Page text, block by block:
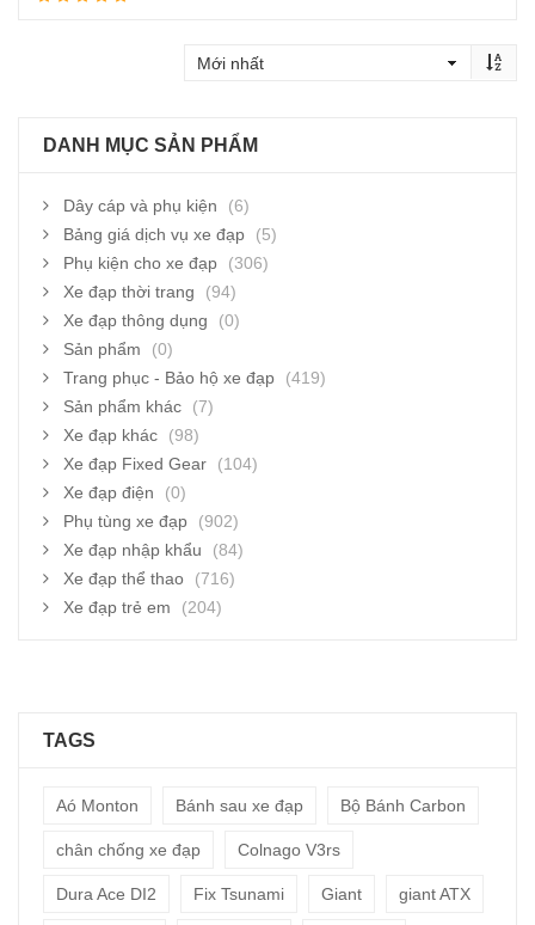
DANH MỤC SẢN PHẨM
Dây cáp và phụ kiện
(6)
Bảng giá dịch vụ xe đạp
(5)
Phụ kiện cho xe đạp
(306)
Xe đạp thời trang
(94)
Xe đạp thông dụng
(0)
Sản phẩm
(0)
Trang phục - Bảo hộ xe đạp
(419)
Sản phẩm khác
(7)
Xe đạp khác
(98)
Xe đạp Fixed Gear
(104)
Xe đạp điện
(0)
Phụ tùng xe đạp
(902)
Xe đạp nhập khẩu
(84)
Xe đạp thể thao
(716)
Xe đạp trẻ em
(204)
TAGS
Aó Monton Bánh sau xe đạp Bộ Bánh Carbon
chân chống xe đạp Colnago V3rs
Dura Ace DI2 Fix Tsunami Giant giant ATX